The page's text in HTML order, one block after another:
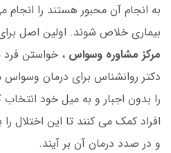
به انجام آن محبور هستند را انجام
بیماری خلاص شوند. اولین اصل
مرکز مشاوره وسواس ، خواستن
دکتر روانشناس برای درمان وسواس
را بدون اجبار و به میل خود
افراد کمک می کنند تا این اختلال
و در صدد درمان آن بر آیند.